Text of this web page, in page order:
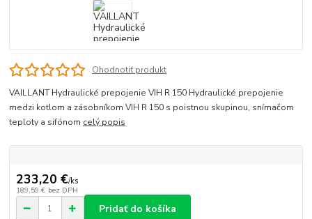
Ohodnotiť produkt
VAILLANT Hydraulické prepojenie VIH R 150 Hydraulické prepojenie
medzi kotlom a zásobníkom VIH R 150 s poistnou skupinou, snímačom
teploty a sifónom celý popis
233,20 €/ks
189,59 € bez DPH
Pridať do košíka